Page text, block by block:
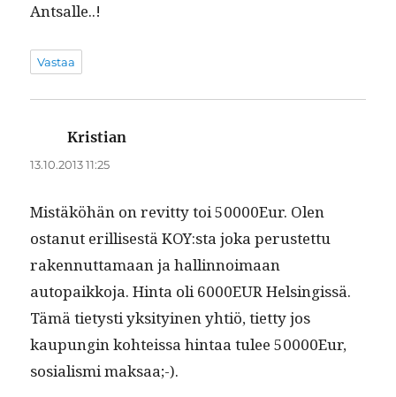
Antsalle..!
Vastaa
Kristian
13.10.2013 11:25
Mis­täköhän on revit­ty toi 50000Eur. Olen
ostanut eril­lis­es­tä KOY:sta joka perustet­tu
raken­nut­ta­maan ja hallinnoimaan
autopaikko­ja. Hin­ta oli 6000EUR Helsingis­sä.
Tämä tietysti yksi­tyi­nen yhtiö, tiet­ty jos
kaupun­gin kohteis­sa hin­taa tulee 50000Eur,
sosial­is­mi maksaa;-).